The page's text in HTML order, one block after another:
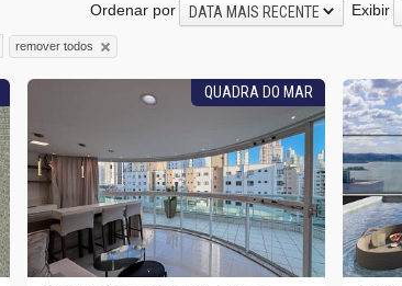
Exibir
Ordenar por DATA MAIS RECENTE
remover todos
QUADRA DO MAR